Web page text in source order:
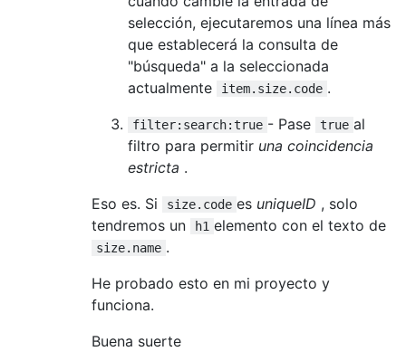
selección, ejecutaremos una línea más
que establecerá la consulta de
"búsqueda" a la seleccionada
actualmente
item.size.code .
filter:search:true - Pase true al
filtro para permitir una coincidencia
estricta .
Eso es. Si
size.code es uniqueID , solo
tendremos un
h1 elemento con el texto de
size.name .
He probado esto en mi proyecto y
funciona.
Buena suerte